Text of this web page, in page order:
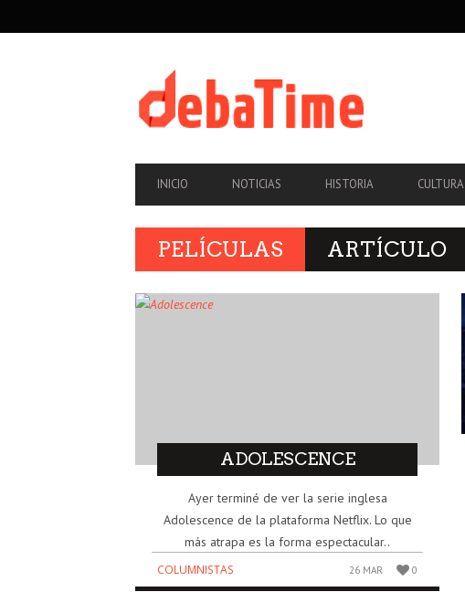
NAVIGATION
PRIMARY
NAVIGATION
INICIO NOTICIAS HISTORIA CULTURA
PELÍCULAS ARTÍCULO
ADOLESCENCE
Ayer terminé de ver la serie inglesa
Adolescence de la plataforma Netflix. Lo que
más atrapa es la forma espectacular..
COLUMNISTAS 26 MAR 0